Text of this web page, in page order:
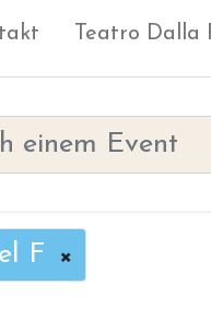
Teatro Dalla
F ×